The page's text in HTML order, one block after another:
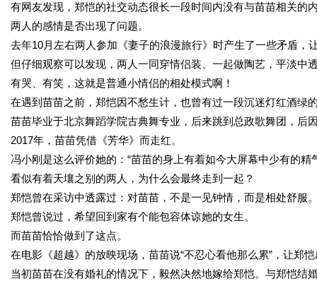
有网友发现，郑恺的社交动态很长一段时间内没有与苗苗相关的
两人的感情是否出现了问题。
去年10月左右两人参加《妻子的浪漫旅行》时产生了一些矛盾，
但仔细观察可以发现，两人一同穿情侣装、一起做陶艺，平淡中
有哭、有笑，这就是普通小情侣的相处模式啊！
在遇到苗苗之前，郑恺因不愁生计，也曾有过一段沉迷灯红酒绿
苗苗毕业于北京舞蹈学院古典舞专业，后来跳到总政歌舞团，后
2017年，苗苗凭借《芳华》而走红。
冯小刚是这么评价她的：“苗苗的身上有着如今大屏幕中少有的精
看似有着天壤之别的两人，为什么会最终走到一起？
郑恺曾在采访中透露过：对苗苗，不是一见钟情，而是相处舒服
郑恺曾说过，希望回到家有个能包容体谅她的女生。
而苗苗恰恰做到了这点。
在电影《超越》的放映现场，苗苗说“不忍心看他那么累”，让郑
当初苗苗在没有婚礼的情况下，毅然决然地嫁给郑恺。与郑恺结